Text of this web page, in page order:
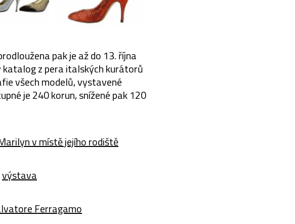
pak je až do 13. října
z pera italských kurátorů
všech modelů, vystavené
je 240 korun, snížené pak 120
v místě jejího rodiště
výstava
Ferragamo